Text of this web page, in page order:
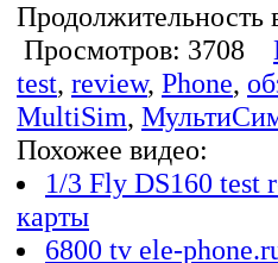
Продолжительность
Просмотров: 3708
test, review, Phone,
MultiSim,
Похожее видео:
1/3 Fly DS160 test
карты
6800 tv ele-